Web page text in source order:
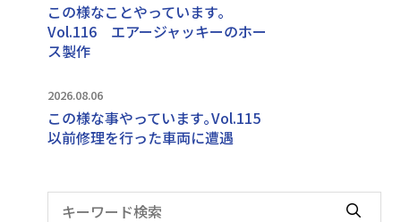
この様なことやっています｡
Vol.116 エアージャッキーのホー
ス製作
2026.08.06
この様な事やっています｡Vol.115
以前修理を行った車両に遭遇